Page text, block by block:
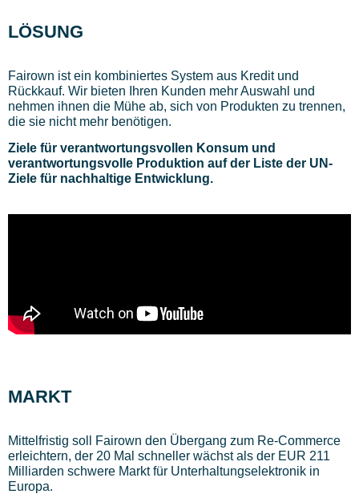
LÖSUNG
Fairown ist ein kombiniertes System aus Kredit und
Rückkauf. Wir bieten Ihren Kunden mehr Auswahl und
nehmen ihnen die Mühe ab, sich von Produkten zu trennen,
die sie nicht mehr benötigen.
Ziele für verantwortungsvollen Konsum und
verantwortungsvolle Produktion auf der Liste der UN-
Ziele für nachhaltige Entwicklung.
MARKT
Mittelfristig soll Fairown den Übergang zum Re-Commerce
erleichtern, der 20 Mal schneller wächst als der EUR 211
Milliarden schwere Markt für Unterhaltungselektronik in
Europa.